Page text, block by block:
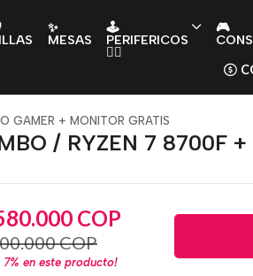
✨
MESAS
🕹️
PERIFERICOS
👇🏻
🎮
GAMER + MONITOR GRATIS
/ RYZEN 7 8700F
COP
COP
7% en este producto!